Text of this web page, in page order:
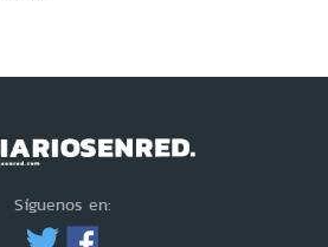
Síguenos en: